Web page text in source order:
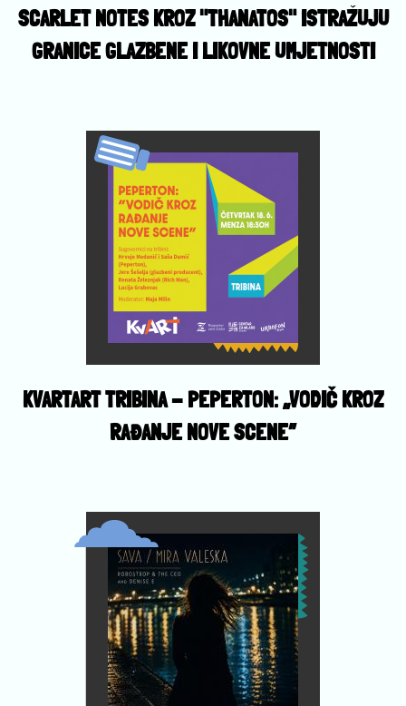
SCARLET NOTES KROZ "THANATOS" ISTRAŽUJU
GRANICE GLAZBENE I LIKOVNE UMJETNOSTI
KVARTART TRIBINA - PEPERTON: „VODIČ KROZ
RAĐANJE NOVE SCENE”